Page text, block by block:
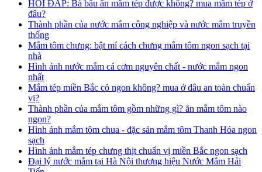
HỎI ĐÁP: Bà bầu ăn mắm tép được không? mua mắm tép ở
đâu?
Thành phần của nước mắm công nghiệp và nước mắm truyền
thống
Mắm tôm chưng: bật mí cách chưng mắm tôm ngon sạch tại
nhà
Hình ảnh nước mắm cá cơm nguyên chất - nước mắm ngon
nhất
Mắm tép miền Bắc có ngon không? mua ở đâu an toàn chuẩn
vị?
Thành phần của mắm tôm gồm những gì? ăn mắm tôm nào
ngon?
Hình ảnh mắm tôm chua - đặc sản mắm tôm Thanh Hóa ngon
sạch
Hình ảnh mắm tép chưng thịt chuẩn vị miền Bắc ngon sạch
Đại lý nước mắm tại Hà Nội thương hiệu Nước Mắm Hải